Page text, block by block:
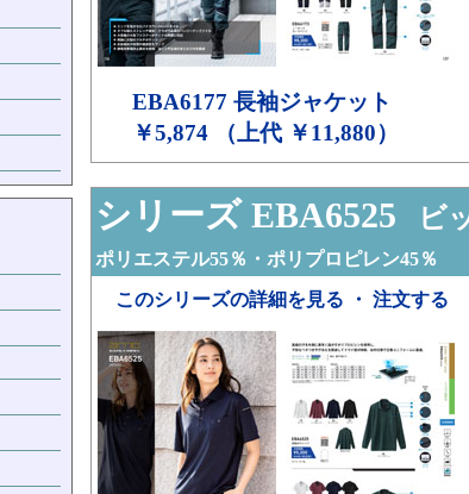
EBA6177 長袖ジャケット
￥5,874 （上代 ￥11,880）
シリーズ EBA6525 ビ
ポリエステル55％・ポリプロピレン45％
このシリーズの詳細を見る ・ 注文する